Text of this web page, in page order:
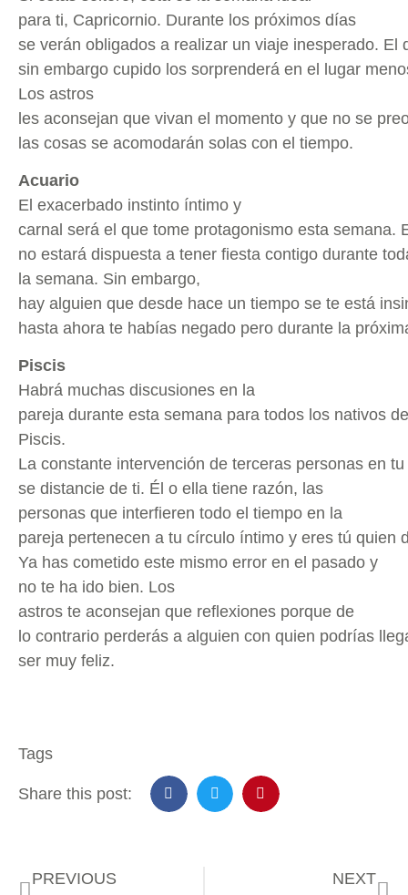
para ti, Capricornio. Durante los próximos días
se verán obligados a realizar un viaje inesperado.
sin embargo cupido los sorprenderá en el lugar
Los astros
les aconsejan que vivan el momento y que no se
las cosas se acomodarán solas con el tiempo.
Acuario
El exacerbado instinto íntimo y
carnal será el que tome protagonismo esta
no estará dispuesta a tener fiesta contigo durante
la semana. Sin embargo,
hay alguien que desde hace un tiempo se te está
hasta ahora te habías negado pero durante la
Piscis
Habrá muchas discusiones en la
pareja durante esta semana para todos los nativos de
Piscis.
La constante intervención de terceras personas en
se distancie de ti. Él o ella tiene razón, las
personas que interfieren todo el tiempo en la
pareja pertenecen a tu círculo íntimo y eres tú quien
Ya has cometido este mismo error en el pasado y
no te ha ido bien. Los
astros te aconsejan que reflexiones porque de
lo contrario perderás a alguien con quien podrías
ser muy feliz.
Tags
Share this post:
PREVIOUS NEXT